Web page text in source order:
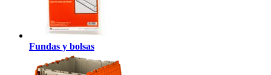
Fundas y bolsas